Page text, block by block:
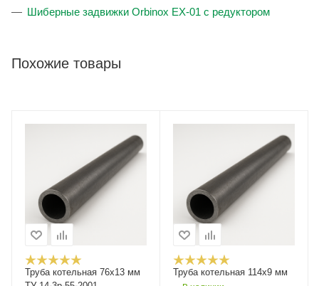
Шиберные задвижки Orbinox EX-01 с редуктором
Похожие товары
Труба котельная 76х13 мм
Труба котельная 114x9 мм